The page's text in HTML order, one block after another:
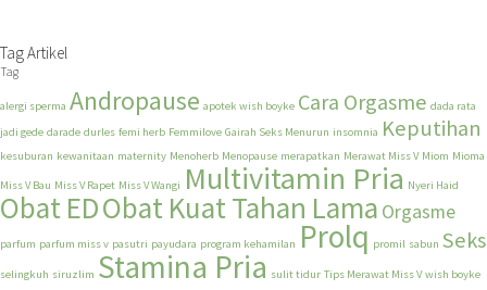
Tag Artikel
Tag
alergi sperma Andropause apotek wish boyke Cara Orgasme dada rata
jadi gede darade durles femi herb Femmilove Gairah Seks Menurun insomnia Keputihan
kesuburan kewanitaan maternity Menoherb Menopause merapatkan Merawat Miss V Miom Mioma
Miss V Bau Miss V Rapet Miss V Wangi Multivitamin Pria Nyeri Haid
Obat EDObat Kuat Tahan Lama Orgasme
parfum parfum miss v pasutri payudara program kehamilan Prolq promil sabun Seks
selingkuh siruzlim Stamina Pria sulit tidur Tips Merawat Miss V wish boyke